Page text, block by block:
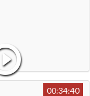
00:34:40